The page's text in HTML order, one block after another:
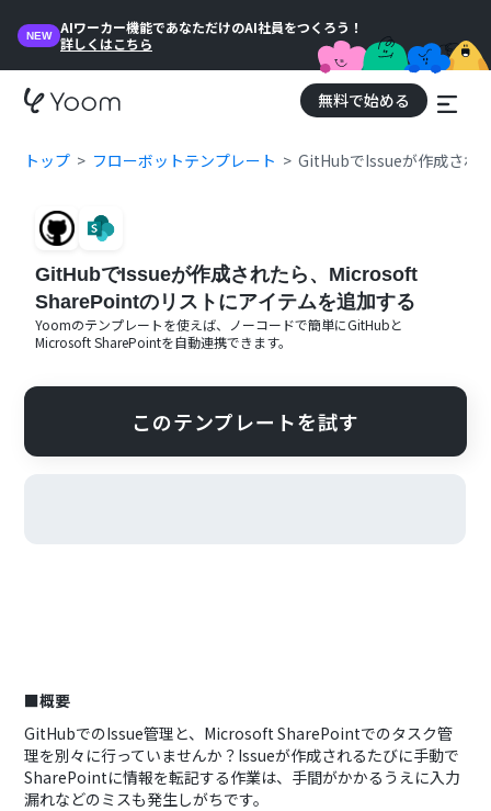
NEW
AIワーカー機能であなただけのAI社員をつくろう！
詳しくはこちら
無料で始める
トップ フローボットテンプレート GitHubでIssueが作成され
GitHubでIssueが作成されたら、Microsoft
SharePointのリストにアイテムを追加する
Yoomのテンプレートを使えば、ノーコードで簡単にGitHubと
Microsoft SharePointを自動連携できます。
このテンプレートを試す
■概要
GitHubでのIssue管理と、Microsoft SharePointでのタスク管
理を別々に行っていませんか？Issueが作成されるたびに手動で
SharePointに情報を転記する作業は、手間がかかるうえに入力
漏れなどのミスも発生しがちです。